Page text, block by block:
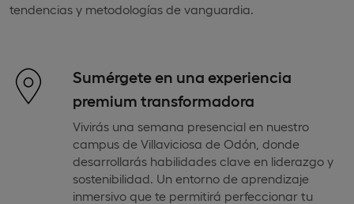
tendencias y metodologías de vanguardia.
Sumérgete en una experiencia
premium transformadora
Vivirás una semana presencial en nuestro
campus de Villaviciosa de Odón, donde
desarrollarás habilidades clave en liderazgo y
sostenibilidad. Un entorno de aprendizaje
inmersivo que te permitirá perfeccionar tu